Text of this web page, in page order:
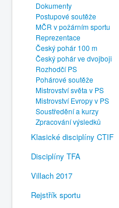
Dokumenty
Postupové soutěže
MČR v požárním sportu
Reprezentace
Český pohár 100 m
Český pohár ve dvojboji
Rozhodčí PS
Pohárové soutěže
Mistrovství světa v PS
Mistrovství Evropy v PS
Soustředění a kurzy
Zpracování výsledků
Klasické disciplíny CTIF
Disciplíny TFA
Villach 2017
Rejstřík sportu